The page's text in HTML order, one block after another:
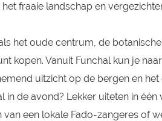
fraaie landschap en
het oude centrum, de
kopen. Vanuit Funchal kun je
uitzicht op de bergen en
in de avond? Lekker uiteten in één
een lokale Fado-zangeres of